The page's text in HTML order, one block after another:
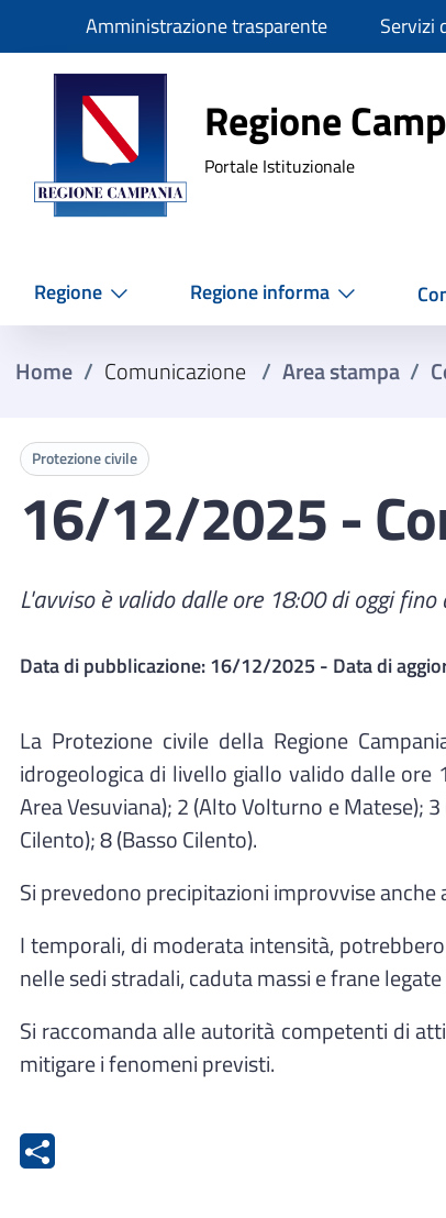
SlimAmministrazione trasparente Servizi
Regione
Regione
Portale Istituzionale
Regione Regione informa
Home / Comunicazione / Area stampa /
Protezione civile
16/12/2025 -
L'avviso è valido dalle ore 18:00 di oggi
Data di pubblicazione:16/12/2025 - Data di
La Protezione civile della Regione
idrogeologica di livello giallo valido dalle ore
Area Vesuviana); 2 (Alto Volturno e Matese);
Cilento); 8 (Basso Cilento).
Si prevedono precipitazioni improvvise
I temporali, di moderata intensità,
nelle sedi stradali, caduta massi e frane
Si raccomanda alle autorità competenti di
mitigare i fenomeni previsti.